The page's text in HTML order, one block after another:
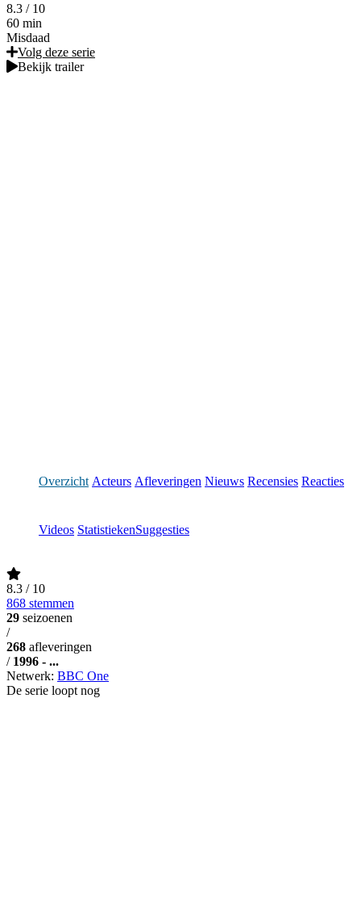
8.3 / 10
60 min
Misdaad
Volg deze serie
Bekijk trailer
Overzicht Acteurs Afleveringen Nieuws Recensies Reacties
Videos StatistiekenSuggesties
8.3 / 10
868 stemmen
29 seizoenen
/
268 afleveringen
/ 1996 - ...
Netwerk: BBC One
De serie loopt nog